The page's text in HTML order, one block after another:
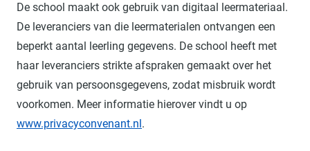
De school maakt ook gebruik van digitaal leermateriaal.
De leveranciers van die leermaterialen ontvangen een
beperkt aantal leerling gegevens. De school heeft met
haar leveranciers strikte afspraken gemaakt over het
gebruik van persoonsgegevens, zodat misbruik wordt
voorkomen. Meer informatie hierover vindt u op
www.privacyconvenant.nl.